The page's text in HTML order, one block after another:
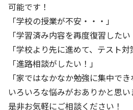
可能です！
「学校の授業が不安・・・」
「学習済み内容を再度復習したい
「学校より先に進めて、テスト
「進路相談がしたい！」
「家ではなかなか勉強に集中でき
いろいろな悩みがおありかと思い
是非お気軽にご相談ください！